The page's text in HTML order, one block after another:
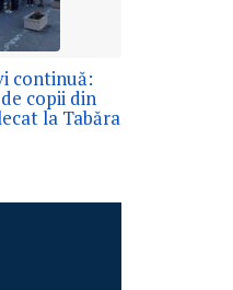
continuă:
copii din
la Tabăra